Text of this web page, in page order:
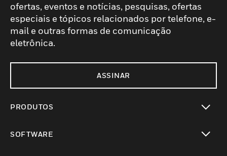
ofertas, eventos e notícias, pesquisas, ofertas
especiais e tópicos relacionados por telefone, e-
mail e outras formas de comunicação
eletrônica.
ASSINAR
PRODUTOS
SOFTWARE